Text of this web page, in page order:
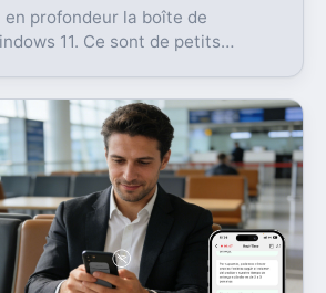
profondeur la boîte de
11. Ce sont de petits